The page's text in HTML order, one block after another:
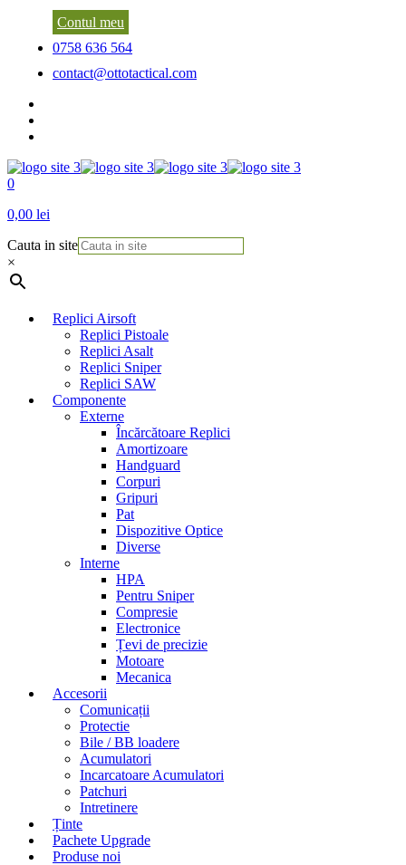
Contul meu
0758 636 564
contact@ottotactical.com
0
0,00 lei
Cauta in site
×
Replici Airsoft
Replici Pistoale
Replici Asalt
Replici Sniper
Replici SAW
Componente
Externe
Încărcătoare Replici
Amortizoare
Handguard
Corpuri
Gripuri
Pat
Dispozitive Optice
Diverse
Interne
HPA
Pentru Sniper
Compresie
Electronice
Țevi de precizie
Motoare
Mecanica
Accesorii
Comunicații
Protectie
Bile / BB loadere
Acumulatori
Incarcatoare Acumulatori
Patchuri
Intretinere
Ținte
Pachete Upgrade
Produse noi